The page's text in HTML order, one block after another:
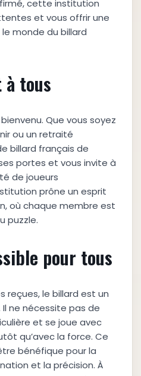
cette institution
et vous offrir une
monde du billard
tous
Que vous soyez
ou un retraité
billard français de
portes et vous invite à
de joueurs
prône un esprit
où chaque membre est
puzzle.
pour tous
reçues, le billard est un
ne nécessite pas de
et se joue avec
qu’avec la force. Ce
bénéfique pour la
et la précision. À